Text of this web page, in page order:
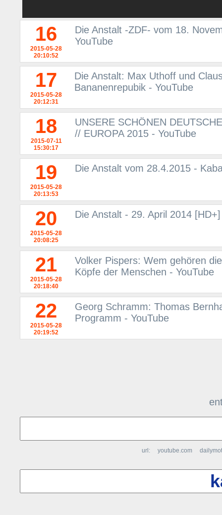
16
2015-05-28
20:10:52
Die Anstalt -ZDF- vom 18.
YouTube
17
2015-05-28
20:12:31
Die Anstalt: Max Uthoff und
Bananenrepubik - YouTube
18
2015-07-11
15:30:17
UNSERE SCHÖNEN
// EUROPA 2015 - YouTube
19
2015-05-28
20:13:53
Die Anstalt vom 28.4.2015 -
20
2015-05-28
20:08:25
Die Anstalt - 29. April 2014
21
2015-05-28
20:18:40
Volker Pispers: Wem gehören
Köpfe der Menschen - YouTube
22
2015-05-28
20:19:52
Georg Schramm: Thomas
Programm - YouTube
url: youtube.com